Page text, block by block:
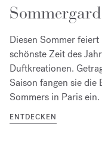
Diesen Sommer
schönste Zeit des
Duftkreationen.
Saison fangen sie die
Sommers in Paris ein.
ENTDECKEN